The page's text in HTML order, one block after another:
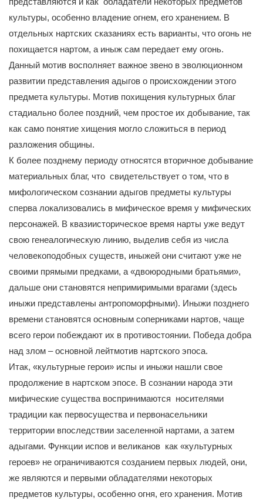
культуры, особенно владение огнем, его хранением. В
отдельных нартских сказаниях есть варианты, что огонь не
похищается нартом, а иныж сам передает ему огонь.
Данный мотив восполняет важное звено в эволюционном
развитии представления адыгов о происхождении этого
предмета культуры. Мотив похищения культурных благ
стадиально более поздний, чем простое их добывание, так
как само понятие хищения могло сложиться в период
разложения общины.
К более позднему периоду относятся вторичное добывание
материальных благ, что свидетельствует о том, что в
мифологическом сознании адыгов предметы культуры
сперва локализовались в мифическое время у мифических
персонажей. В квазиисторическое время нарты уже ведут
свою генеалогическую линию, выделив себя из числа
человекоподобных существ, иныжей они считают уже не
своими прямыми предками, а «двоюродными братьями»,
дальше они становятся непримиримыми врагами (здесь
иныжи представлены антропоморфными). Иныжи позднего
времени становятся основным соперниками нартов, чаще
всего герои побеждают их в противостоянии. Победа добра
над злом – основной лейтмотив нартского эпоса.
Итак, «культурные герои» испы и иныжи нашли свое
продолжение в нартском эпосе. В сознании народа эти
мифические существа воспринимаются носителями
традиции как первосущества и первонасельники
территории впоследствии заселенной нартами, а затем
адыгами. Функции испов и великанов как «культурных
героев» не ограничиваются созданием первых людей, они,
же являются и первыми обладателями некоторых
предметов культуры, особенно огня, его хранения. Мотив